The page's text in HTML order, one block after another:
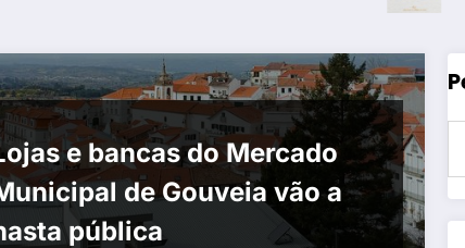
e bancas do Mercado
de Gouveia vão a
pública